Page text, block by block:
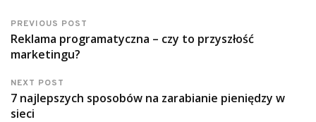
PREVIOUS POST
Reklama programatyczna – czy to przyszłość
marketingu?
NEXT POST
7 najlepszych sposobów na zarabianie pieniędzy w
sieci